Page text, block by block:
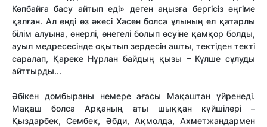
Көпбайға басу айтып еді» деген аңызға бергісіз әңгіме
қалған. Ал енді өз әкесі Хасен болса ұлының ел қатарлы
білім алуына, өнерлі, өнегелі болып өсуіне қамқор болды,
ауыл медресесінде оқытып зердесін ашты, тектіден текті
саралап, Қареке Нұрлан байдың қызы – Күлше сұлуды
айттырды...
Әбікен домбыраны немере ағасы Мақаштан үйренеді.
Мақаш болса Арқаның аты шыққан күйшілері –
Қыздарбек, Сембек, Әбди, Ақмолда, Ахметжандармен